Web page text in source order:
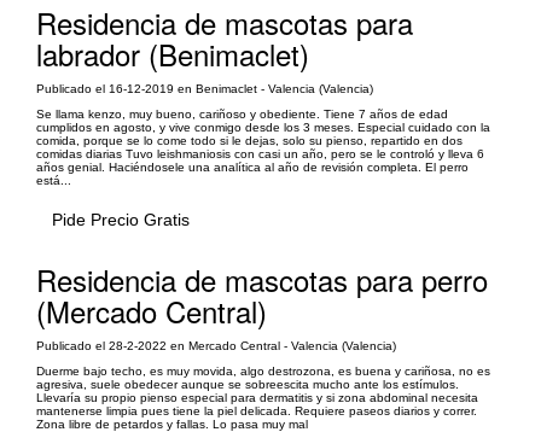
Residencia de mascotas para
labrador (Benimaclet)
Publicado el 16-12-2019 en Benimaclet - Valencia (Valencia)
Se llama kenzo, muy bueno, cariñoso y obediente. Tiene 7 años de edad
cumplidos en agosto, y vive conmigo desde los 3 meses. Especial cuidado con la
comida, porque se lo come todo si le dejas, solo su pienso, repartido en dos
comidas diarias Tuvo leishmaniosis con casi un año, pero se le controló y lleva 6
años genial. Haciéndosele una analítica al año de revisión completa. El perro
está...
Pide Precio Gratis
Residencia de mascotas para perro
(Mercado Central)
Publicado el 28-2-2022 en Mercado Central - Valencia (Valencia)
Duerme bajo techo, es muy movida, algo destrozona, es buena y cariñosa, no es
agresiva, suele obedecer aunque se sobreescita mucho ante los estímulos.
Llevaría su propio pienso especial para dermatitis y si zona abdominal necesita
mantenerse limpia pues tiene la piel delicada. Requiere paseos diarios y correr.
Zona libre de petardos y fallas. Lo pasa muy mal